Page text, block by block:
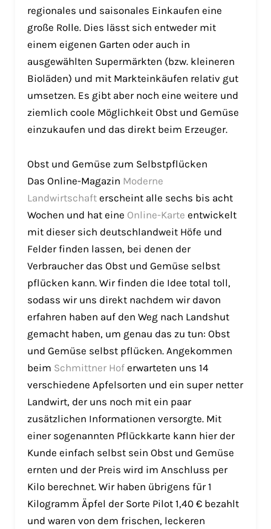
regionales und saisonales Einkaufen eine
große Rolle. Dies lässt sich entweder mit
einem eigenen Garten oder auch in
ausgewählten Supermärkten (bzw. kleineren
Bioläden) und mit Markteinkäufen relativ gut
umsetzen. Es gibt aber noch eine weitere und
ziemlich coole Möglichkeit Obst und Gemüse
einzukaufen und das direkt beim Erzeuger.
Obst und Gemüse zum Selbstpflücken
Das Online-Magazin Moderne
Landwirtschaft erscheint alle sechs bis acht
Wochen und hat eine Online-Karte entwickelt
mit dieser sich deutschlandweit Höfe und
Felder finden lassen, bei denen der
Verbraucher das Obst und Gemüse selbst
pflücken kann. Wir finden die Idee total toll,
sodass wir uns direkt nachdem wir davon
erfahren haben auf den Weg nach Landshut
gemacht haben, um genau das zu tun: Obst
und Gemüse selbst pflücken. Angekommen
beim Schmittner Hof erwarteten uns 14
verschiedene Apfelsorten und ein super netter
Landwirt, der uns noch mit ein paar
zusätzlichen Informationen versorgte. Mit
einer sogenannten Pflückkarte kann hier der
Kunde einfach selbst sein Obst und Gemüse
ernten und der Preis wird im Anschluss per
Kilo berechnet. Wir haben übrigens für 1
Kilogramm Äpfel der Sorte Pilot 1,40 € bezahlt
und waren von dem frischen, leckeren